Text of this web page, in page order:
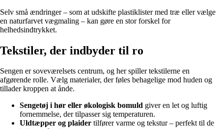
Selv små ændringer – som at udskifte plastiklister med træ eller vælge
en naturfarvet vægmaling – kan gøre en stor forskel for
helhedsindtrykket.
Tekstiler, der indbyder til ro
Sengen er soveværelsets centrum, og her spiller tekstilerne en
afgørende rolle. Vælg materialer, der føles behagelige mod huden og
tillader kroppen at ånde.
Sengetøj i hør eller økologisk bomuld giver en let og luftig
fornemmelse, der tilpasser sig temperaturen.
Uldtæpper og plaider tilfører varme og tekstur – perfekt til de